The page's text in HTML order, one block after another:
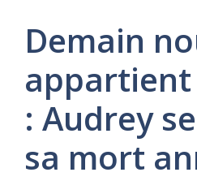
Demain
: Audrey
sa mort